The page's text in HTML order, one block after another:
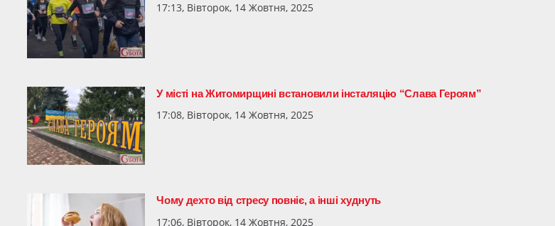
17:13, Вівторок, 14 Жовтня, 2025
У місті на Житомирщині встановили інсталяцію “Слава Героям”
17:08, Вівторок, 14 Жовтня, 2025
Чому дехто від стресу повніє, а інші худнуть
17:06, Вівторок, 14 Жовтня, 2025